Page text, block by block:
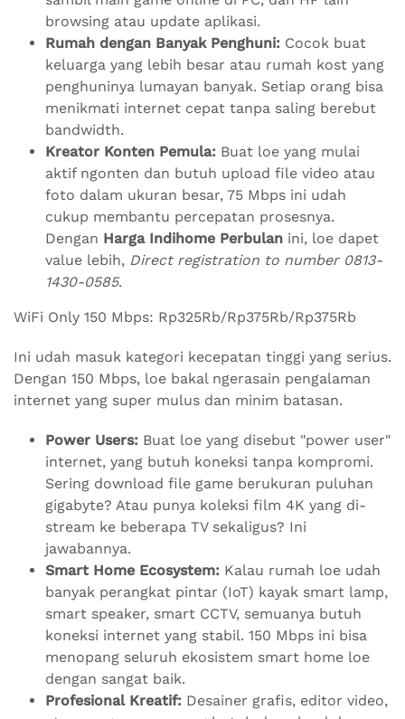
browsing atau update aplikasi.
Rumah dengan Banyak Penghuni: Cocok buat
keluarga yang lebih besar atau rumah kost yang
penghuninya lumayan banyak. Setiap orang bisa
menikmati internet cepat tanpa saling berebut
bandwidth.
Kreator Konten Pemula: Buat loe yang mulai
aktif ngonten dan butuh upload file video atau
foto dalam ukuran besar, 75 Mbps ini udah
cukup membantu percepatan prosesnya.
Dengan Harga Indihome Perbulan ini, loe dapet
value lebih, Direct registration to number 0813-
1430-0585.
WiFi Only 150 Mbps: Rp325Rb/Rp375Rb/Rp375Rb
Ini udah masuk kategori kecepatan tinggi yang serius.
Dengan 150 Mbps, loe bakal ngerasain pengalaman
internet yang super mulus dan minim batasan.
Power Users: Buat loe yang disebut "power user"
internet, yang butuh koneksi tanpa kompromi.
Sering download file game berukuran puluhan
gigabyte? Atau punya koleksi film 4K yang di-
stream ke beberapa TV sekaligus? Ini
jawabannya.
Smart Home Ecosystem: Kalau rumah loe udah
banyak perangkat pintar (IoT) kayak smart lamp,
smart speaker, smart CCTV, semuanya butuh
koneksi internet yang stabil. 150 Mbps ini bisa
menopang seluruh ekosistem smart home loe
dengan sangat baik.
Profesional Kreatif: Desainer grafis, editor video,